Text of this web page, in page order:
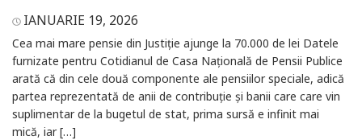
IANUARIE 19, 2026
Cea mai mare pensie din Justiție ajunge la 70.000 de lei Datele
furnizate pentru Cotidianul de Casa Națională de Pensii Publice
arată că din cele două componente ale pensiilor speciale, adică
partea reprezentată de anii de contribuție și banii care care vin
suplimentar de la bugetul de stat, prima sursă e infinit mai
mică, iar […]